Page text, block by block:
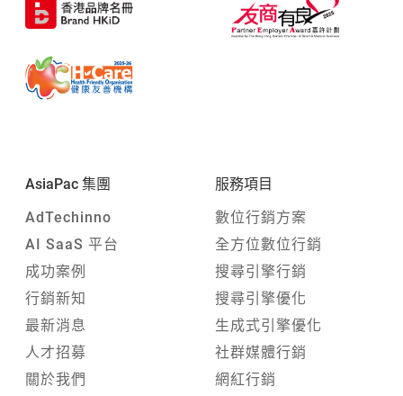
AsiaPac 集團
AdTechinno
AI SaaS 平台
成功案例
行銷新知
最新消息
人才招募
關於我們
服務項目
數位行銷方案
全方位數位行銷
搜尋引擎行銷
搜尋引擎優化
生成式引擎優化
社群媒體行銷
網紅行銷